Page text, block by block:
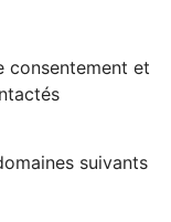
consentement et
suivants